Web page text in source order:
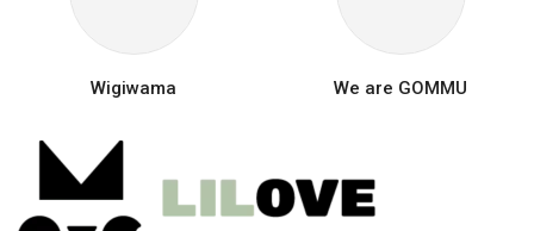
Wigiwama We are GOMMU